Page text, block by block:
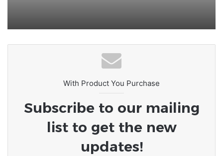
With Product You Purchase
Subscribe to our mailing
list to get the new
updates!